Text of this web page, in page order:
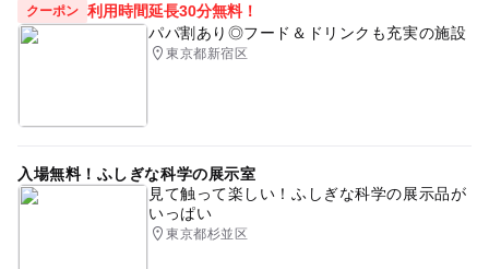
クーポン 利用時間延長30分無料！
パパ割あり◎フード＆ドリンクも充実の施設
東京都新宿区
入場無料！ふしぎな科学の展示室
見て触って楽しい！ふしぎな科学の展示品が
いっぱい
東京都杉並区